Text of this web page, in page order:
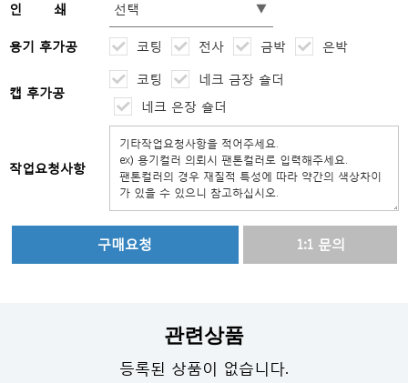
인 쇄
용기 후가공 코팅 전사 금박 은박
캡 후가공
코팅
네크 금장 숄더
네크 은장 숄더
작업요청사항
1:1 문의
관련상품
등록된 상품이 없습니다.